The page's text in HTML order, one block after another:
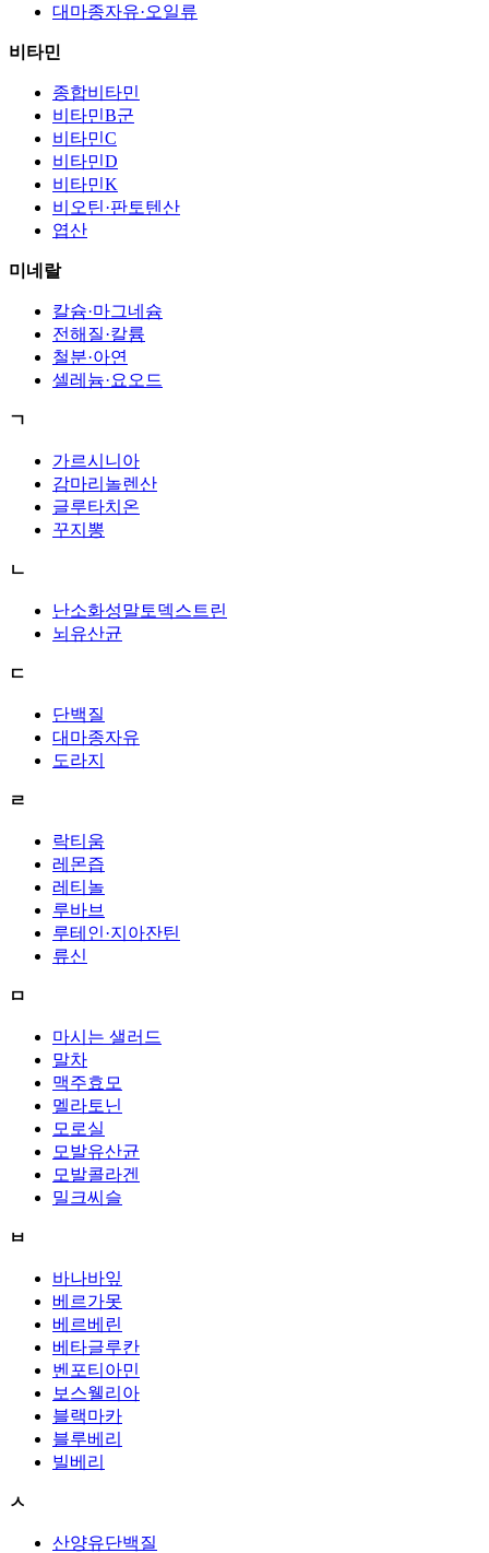
대마종자유·오일류
비타민
종합비타민
비타민B군
비타민C
비타민D
비타민K
비오틴·판토텐산
엽산
미네랄
칼슘·마그네슘
전해질·칼륨
철분·아연
셀레늄·요오드
ㄱ
가르시니아
감마리놀렌산
글루타치온
꾸지뽕
ㄴ
난소화성말토덱스트린
뇌유산균
ㄷ
단백질
대마종자유
도라지
ㄹ
락티움
레몬즙
레티놀
루바브
루테인·지아잔틴
류신
ㅁ
마시는 샐러드
말차
맥주효모
멜라토닌
모로실
모발유산균
모발콜라겐
밀크씨슬
ㅂ
바나바잎
베르가못
베르베린
베타글루칸
벤포티아민
보스웰리아
블랙마카
블루베리
빌베리
ㅅ
산양유단백질